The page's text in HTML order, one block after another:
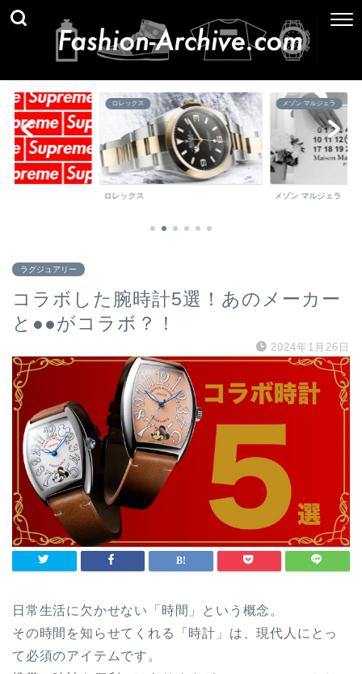
メゾン マルジェラ
メゾン マルジェラ
ブランド百科事典
ブランド百科事典
ラグジュアリー
コラボした腕時計5選！あのメーカー
と●●がコラボ？！
2024年1月26日
日常生活に欠かせない「時間」という概念。
その時間を知らせてくれる「時計」は、現代人にとっ
て必須のアイテムです。